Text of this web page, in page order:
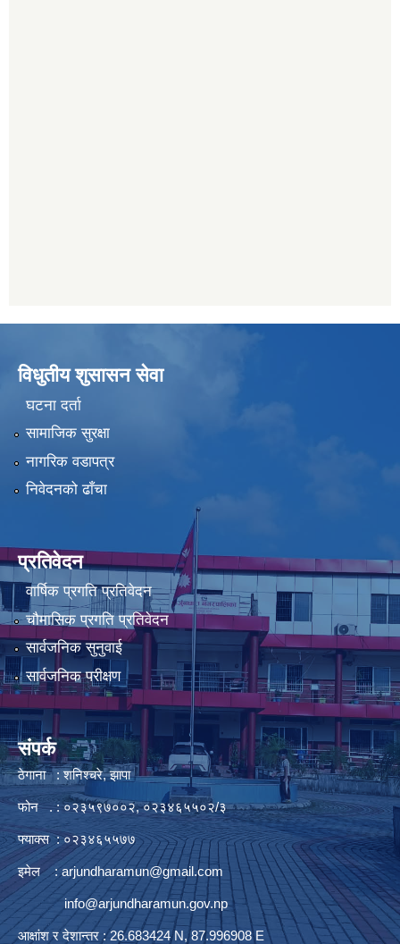
विधुतीय शुसासन सेवा
घटना दर्ता
सामाजिक सुरक्षा
नागरिक वडापत्र
निवेदनको ढाँचा
प्रतिवेदन
वार्षिक प्रगति प्रतिवेदन
चौमासिक प्रगति प्रतिवेदन
सार्वजनिक सुनुवाई
सार्वजनिक परीक्षण
संपर्क
ठेगाना : शनिश्चरे, झापा
फोन . : ०२३५९७००२, ०२३४६५५०२/३
फ्याक्स : ०२३४६५५७७
इमेल :arjundharamun@gmail.com
info@arjundharamun.gov.np
आक्षांश र देशान्तर : 26.683424 N, 87.996908 E